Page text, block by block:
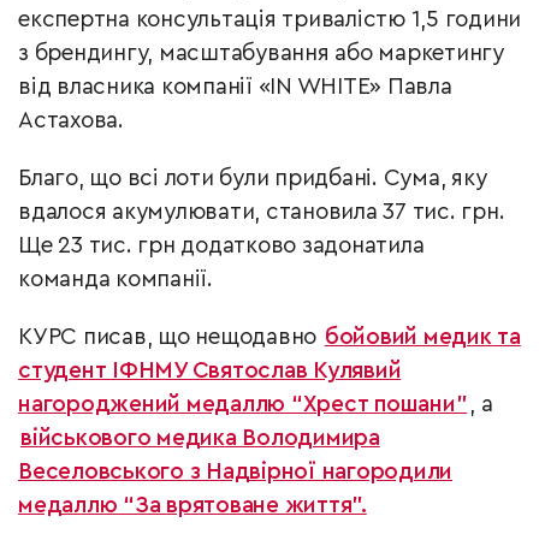
експертна консультація тривалістю 1,5 години
з брендингу, масштабування або маркетингу
від власника компанії «IN WHITE» Павла
Астахова.
Благо, що всі лоти були придбані. Сума, яку
вдалося акумулювати, становила 37 тис. грн.
Ще 23 тис. грн додатково задонатила
команда компанії.
КУРС писав, що нещодавно бойовий медик та
студент ІФНМУ Святослав Кулявий
нагороджений медаллю “Хрест пошани” , а
військового медика Володимира
Веселовського з Надвірної нагородили
медаллю “За врятоване життя”.